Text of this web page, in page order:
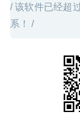
/ 该软件已经超
系！ /